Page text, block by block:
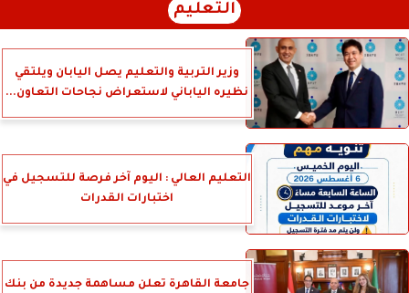
التعليم
وزير التربية والتعليم يصل اليابان ويلتقي
نظيره الياباني لاستعراض نجاحات التعاون...
التعليم العالي : اليوم آخر فرصة للتسجيل في
اختبارات القدرات
جامعة القاهرة تعلن مساهمة جديدة من بنك